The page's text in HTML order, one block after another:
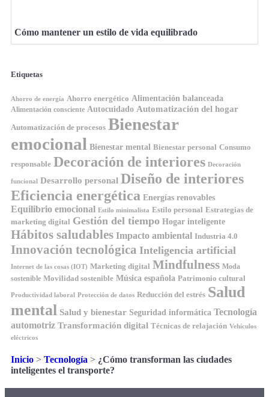
Cómo mantener un estilo de vida equilibrado
Etiquetas
Ahorro de energía Ahorro energético Alimentación balanceada
Alimentación consciente Autocuidado Automatización del hogar
Automatización de procesos Bienestar
emocional Bienestar mental Bienestar personal Consumo
responsable Decoración de interiores Decoración
funcional Desarrollo personal Diseño de interiores
Eficiencia energética Energías renovables
Equilibrio emocional Estilo minimalista Estilo personal Estrategias de
marketing digital Gestión del tiempo Hogar inteligente
Hábitos saludables Impacto ambiental Industria 4.0
Innovación tecnológica Inteligencia artificial
Internet de las cosas (IOT) Marketing digital Mindfulness Moda
sostenible Movilidad sostenible Música española Patrimonio cultural
Productividad laboral Protección de datos Reducción del estrés Salud
mental Salud y bienestar Seguridad informática Tecnología
automotriz Transformación digital Técnicas de relajación Vehículos
eléctricos
Inicio > Tecnología > ¿Cómo transforman las ciudades
inteligentes el transporte?